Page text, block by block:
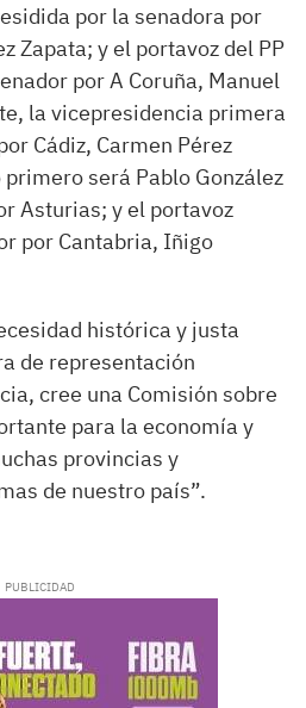
por la senadora por
Zapata; y el portavoz del PP
por A Coruña, Manuel
la vicepresidencia primera
Cádiz, Carmen Pérez
será Pablo González
Asturias; y el portavoz
por Cantabria, Iñigo
histórica y justa
de representación
cree una Comisión sobre
para la economía y
provincias y
de nuestro país”.